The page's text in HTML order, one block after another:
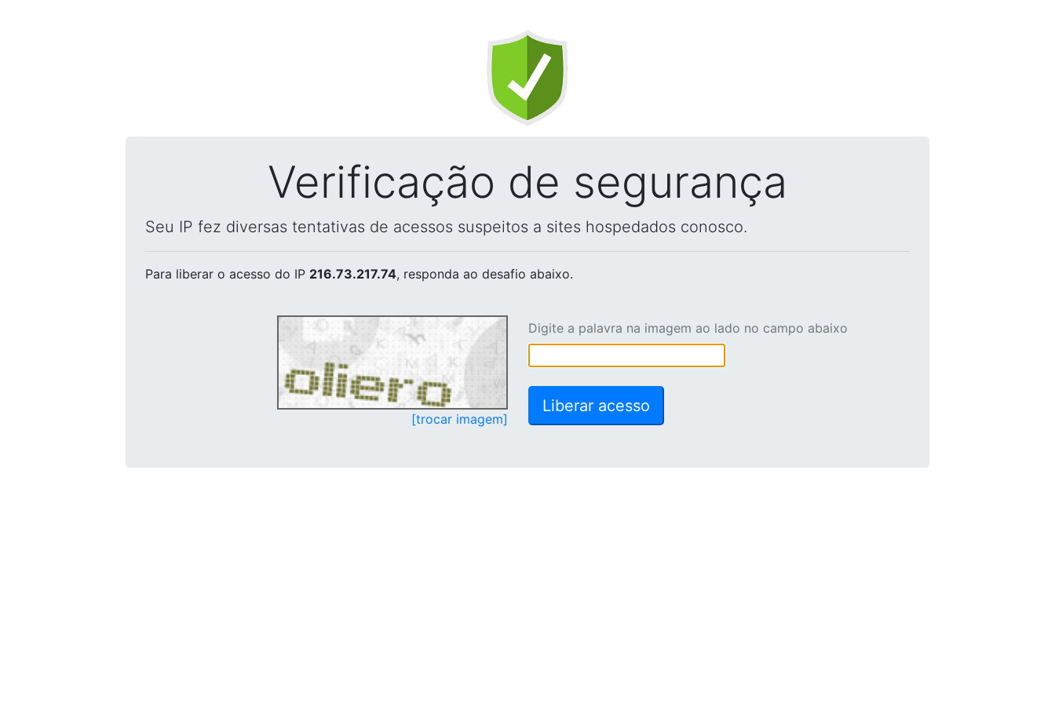
Verificação de segurança
Seu IP fez diversas tentativas de acessos suspeitos a sites hospedados conosco.
Para liberar o acesso do IP 216.73.217.74, responda ao desafio abaixo.
[trocar imagem]
Digite a palavra na imagem ao lado no campo abaixo